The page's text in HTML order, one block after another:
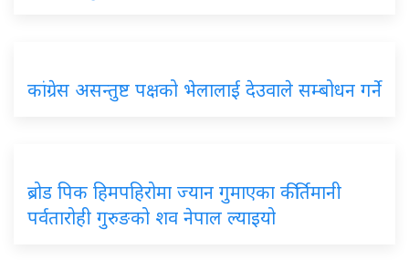
कांग्रेस असन्तुष्ट पक्षको भेलालाई देउवाले सम्बोधन गर्ने
ब्रोड पिक हिमपहिरोमा ज्यान गुमाएका कीर्तिमानी
पर्वतारोही गुरुङको शव नेपाल ल्याइयो